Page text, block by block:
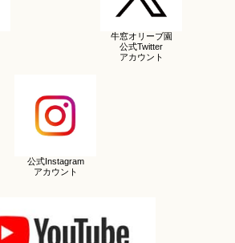
牛窓オリーブ園
公式Twitter
アカウント
公式Instagram
アカウント